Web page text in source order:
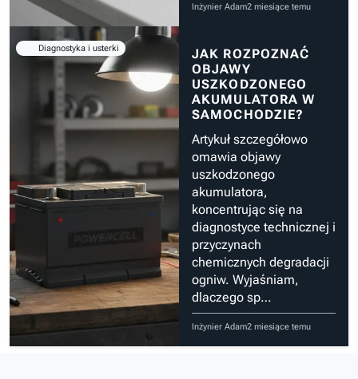
Inżynier Adam2 miesiące temu
Diagnostyka i usterki
JAK ROZPOZNAĆ
OBJAWY
USZKODZONEGO
AKUMULATORA W
SAMOCHODZIE?
Artykuł szczegółowo
omawia objawy
uszkodzonego
akumulatora,
koncentrując się na
diagnostyce technicznej i
przyczynach
chemicznych degradacji
ogniw. Wyjaśniam,
dlaczego sp…
Inżynier Adam2 miesiące temu